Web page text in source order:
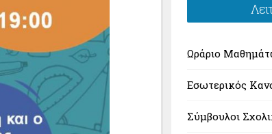
Ωράριο
Εσωτερικός
Σύμβουλοι